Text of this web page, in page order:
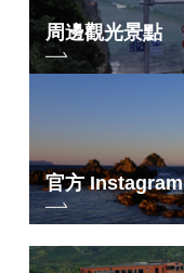
周邊觀光景點
官方 Instagram